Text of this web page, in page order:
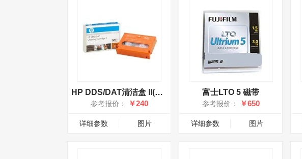
HP DDS/DAT清洁盒 II(C8015A)
参考报价： ￥240
详细参数 图片
富士LTO 5 磁带
参考报价： ￥650
详细参数 图片